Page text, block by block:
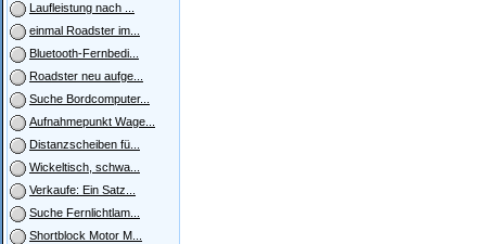
Laufleistung nach ...
einmal Roadster im...
Bluetooth-Fernbedi...
Roadster neu aufge...
Suche Bordcomputer...
Aufnahmepunkt Wage...
Distanzscheiben fü...
Wickeltisch, schwa...
Verkaufe: Ein Satz...
Suche Fernlichtlam...
Shortblock Motor M...